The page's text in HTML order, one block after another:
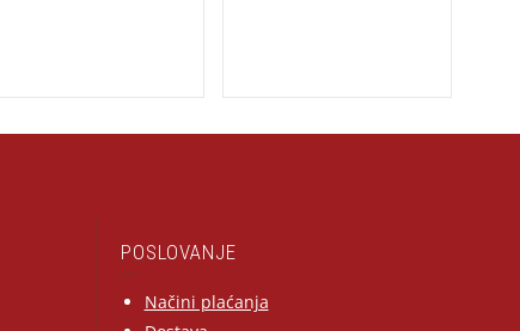
POSLOVANJE
Načini plaćanja